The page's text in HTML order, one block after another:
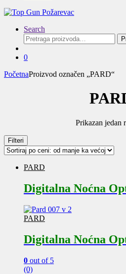
Search
Pretraga
za:
0
PočetnaProizvod označen „PARD“
Prikazan jedan
Filteri
PARD
Digitalna Noćna
PARD
Digitalna Noćna
0 out of 5
(0)